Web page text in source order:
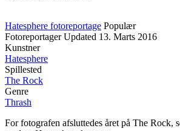
Hatesphere fotoreportage Populær
Fotoreportager Updated 13. Marts 2016
Kunstner
Hatesphere
Spillested
The Rock
Genre
Thrash
For fotografen afsluttedes året på The Rock,